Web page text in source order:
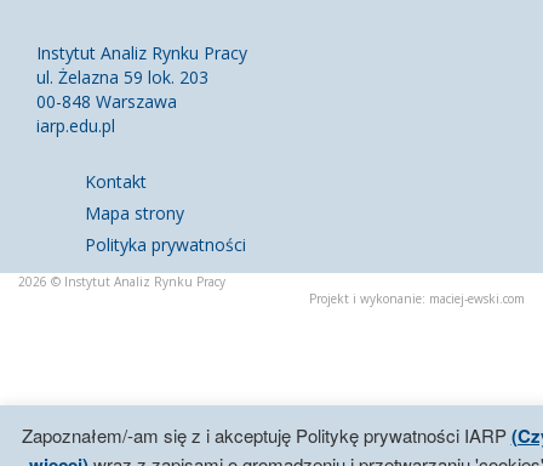
Instytut Analiz Rynku Pracy
ul. Żelazna 59 lok. 203
00-848 Warszawa
iarp.edu.pl
Kontakt
Mapa strony
Polityka prywatności
2026 © Instytut Analiz Rynku Pracy
Projekt i wykonanie: maciej-ewski.com
Zapoznałem/-am się z i akceptuję Politykę prywatności IARP